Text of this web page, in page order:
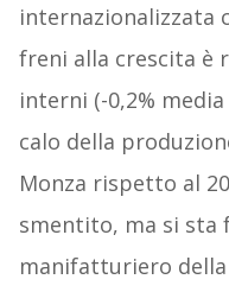
internazionalizzata
freni alla crescita è
interni (-0,2%
calo della
Monza rispetto al
smentito, ma si sta
manifatturiero della